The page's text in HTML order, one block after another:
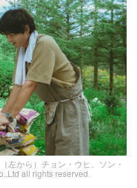
左から）チョン・ウヒ、ソン・
all rights reserved.